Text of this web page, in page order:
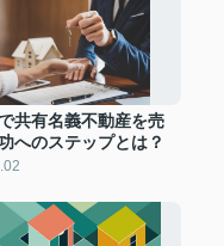
共有名義不動産を売
へのステップとは？